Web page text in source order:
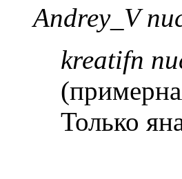
Andrey_V
kreatifn
Только